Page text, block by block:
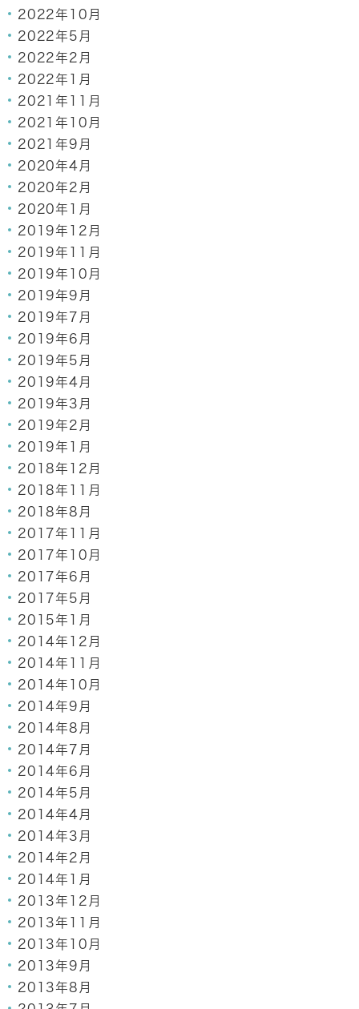
2022年10月
2022年5月
2022年2月
2022年1月
2021年11月
2021年10月
2021年9月
2020年4月
2020年2月
2020年1月
2019年12月
2019年11月
2019年10月
2019年9月
2019年7月
2019年6月
2019年5月
2019年4月
2019年3月
2019年2月
2019年1月
2018年12月
2018年11月
2018年8月
2017年11月
2017年10月
2017年6月
2017年5月
2015年1月
2014年12月
2014年11月
2014年10月
2014年9月
2014年8月
2014年7月
2014年6月
2014年5月
2014年4月
2014年3月
2014年2月
2014年1月
2013年12月
2013年11月
2013年10月
2013年9月
2013年8月